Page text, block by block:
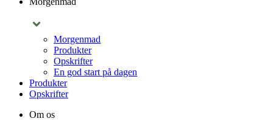
Morgenmad
Produkter
Opskrifter
En god start på dagen
Produkter
Opskrifter
Om os